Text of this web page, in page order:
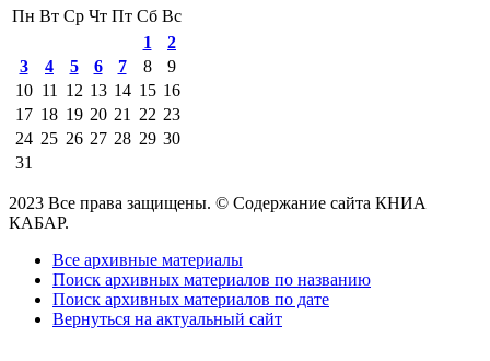
Пн Вт Ср Чт Пт Сб Вс
1
2
3
4 5 6 7 8
9
10 11 12 13 14 15 16
17 18 19 20 21 22 23
24 25 26 27 28 29 30
31
2023 Все права защищены. © Содержание сайта КНИА
КАБАР.
Все архивные материалы
Поиск архивных материалов по названию
Поиск архивных материалов по дате
Вернуться на актуальный сайт